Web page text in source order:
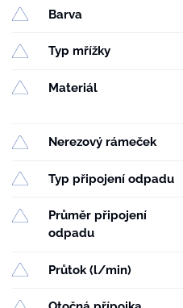
Barva
Typ mřížky
Materiál
Nerezový rámeček
Typ připojení odpadu
Průměr připojení
odpadu
Průtok (l/min)